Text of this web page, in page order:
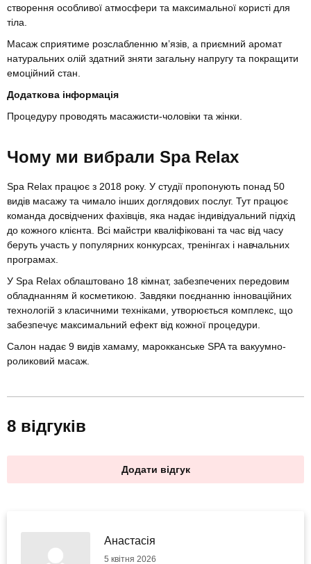
створення особливої атмосфери та максимальної користі для
тіла.
Масаж сприятиме розслабленню м’язів, а приємний аромат
натуральних олій здатний зняти загальну напругу та покращити
емоційний стан.
Додаткова інформація
Процедуру проводять масажисти-чоловіки та жінки.
Чому ми вибрали Spa Relax
Spa Relax працює з 2018 року. У студії пропонують понад 50
видів масажу та чимало інших доглядових послуг. Тут працює
команда досвідчених фахівців, яка надає індивідуальний підхід
до кожного клієнта. Всі майстри кваліфіковані та час від часу
беруть участь у популярних конкурсах, тренінгах і навчальних
програмах.
У Spa Relax облаштовано 18 кімнат, забезпечених передовим
обладнанням й косметикою. Завдяки поєднанню інноваційних
технологій з класичними техніками, утворюється комплекс, що
забезпечує максимальний ефект від кожної процедури.
Салон надає 9 видів хамаму, марокканське SPA та вакуумно-
роликовий масаж.
8 відгуків
Додати відгук
Анастасія
5 квітня 2026